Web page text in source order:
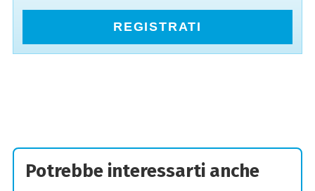
REGISTRATI
Potrebbe interessarti anche